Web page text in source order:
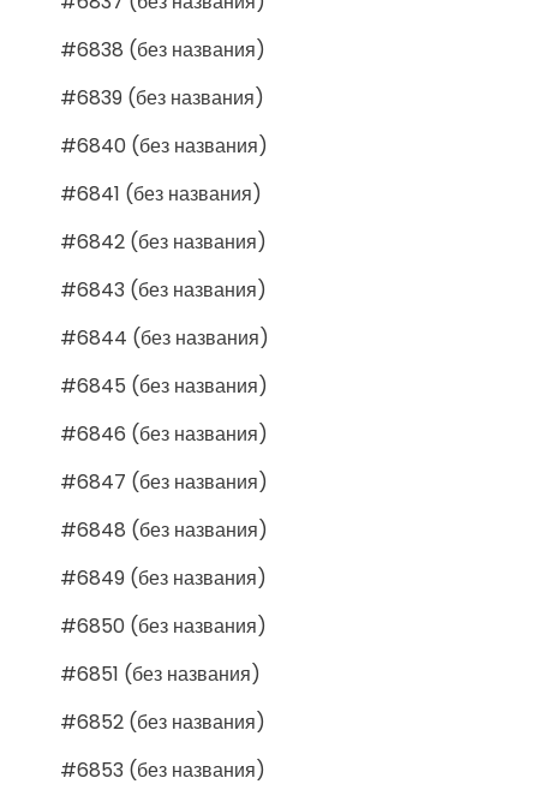
#6838 (без названия)
#6839 (без названия)
#6840 (без названия)
#6841 (без названия)
#6842 (без названия)
#6843 (без названия)
#6844 (без названия)
#6845 (без названия)
#6846 (без названия)
#6847 (без названия)
#6848 (без названия)
#6849 (без названия)
#6850 (без названия)
#6851 (без названия)
#6852 (без названия)
#6853 (без названия)